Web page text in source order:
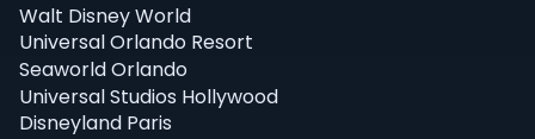
Walt Disney World
Universal Orlando Resort
Seaworld Orlando
Universal Studios Hollywood
Disneyland Paris